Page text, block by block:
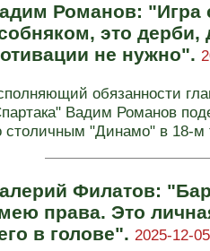
Романов: "Игра
это дерби,
не нужно".
обязанности
Вадим Романов
столичным "Динамо" в 18-
Филатов:
права. Это
в голове". 2025-12-